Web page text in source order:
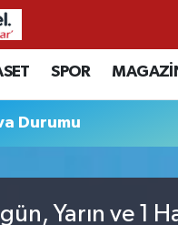
SPOR
Durumu
Yarın ve 1
Eczaneler
Haritası